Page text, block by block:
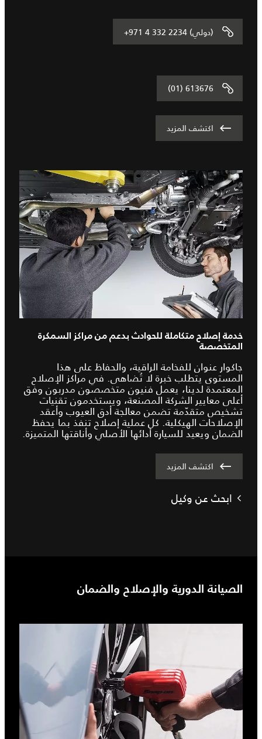
+971 4 332 2234 (دولي)
(01) 613676
اكتشف المزيد
خدمة إصلاح متكاملة للحوادث بدعم من مراكز السمكرة
المتخصصة
جاكوار عنوان للفخامة الراقية، والحفاظ على هذا
المستوى يتطلب خبرة لا تُضاهى. في مراكز الإصلاح
المعتمدة لدينا، يعمل فنيون متخصصون مدربون وفق
أعلى معايير الشركة المصنعة، ويستخدمون تقنيات
تشخيص متقدّمة تضمن معالجة أدق العيوب وأعقد
الإصلاحات الهيكلية. كل عملية إصلاح تنفذ بما يحفظ
الضمان ويعيد للسيارة أدائها الأصلي وأناقتها المتميزة.
اكتشف المزيد
ابحث عن وكيل
الصيانة الدورية والإصلاح والضمان